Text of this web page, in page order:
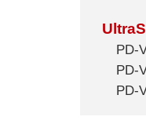
PD-
PD-
PD-